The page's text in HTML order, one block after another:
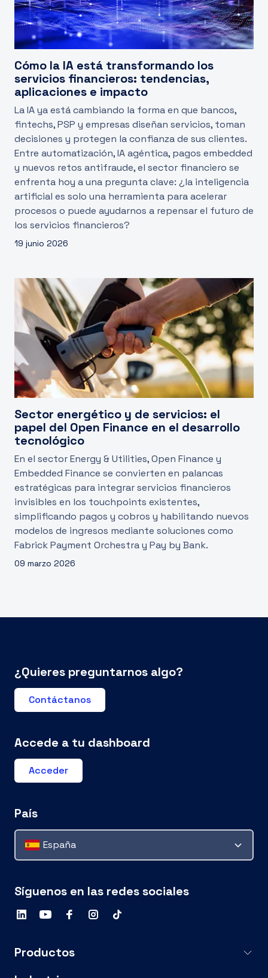
Cómo la IA está transformando los
servicios financieros: tendencias,
aplicaciones e impacto
La IA ya está cambiando la forma en que bancos,
fintechs, PSP y empresas diseñan servicios, toman
decisiones y protegen la confianza de sus clientes.
Entre automatización, IA agéntica, pagos embedded
y nuevos retos antifraude, el sector financiero se
enfrenta hoy a una pregunta clave: ¿la inteligencia
artificial es solo una herramienta para acelerar
procesos o puede ayudarnos a repensar el futuro de
los servicios financieros?
19 junio 2026
Sector energético y de servicios: el
papel del Open Finance en el desarrollo
tecnológico
En el sector Energy & Utilities, Open Finance y
Embedded Finance se convierten en palancas
estratégicas para integrar servicios financieros
invisibles en los touchpoints existentes,
simplificando pagos y cobros y habilitando nuevos
modelos de ingresos mediante soluciones como
Fabrick Payment Orchestra y Pay by Bank.
09 marzo 2026
¿Quieres preguntarnos algo?
Contáctanos
Accede a tu dashboard
Acceder
País
España
Síguenos en las redes sociales
Productos